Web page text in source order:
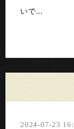
いで...
2024-07-23